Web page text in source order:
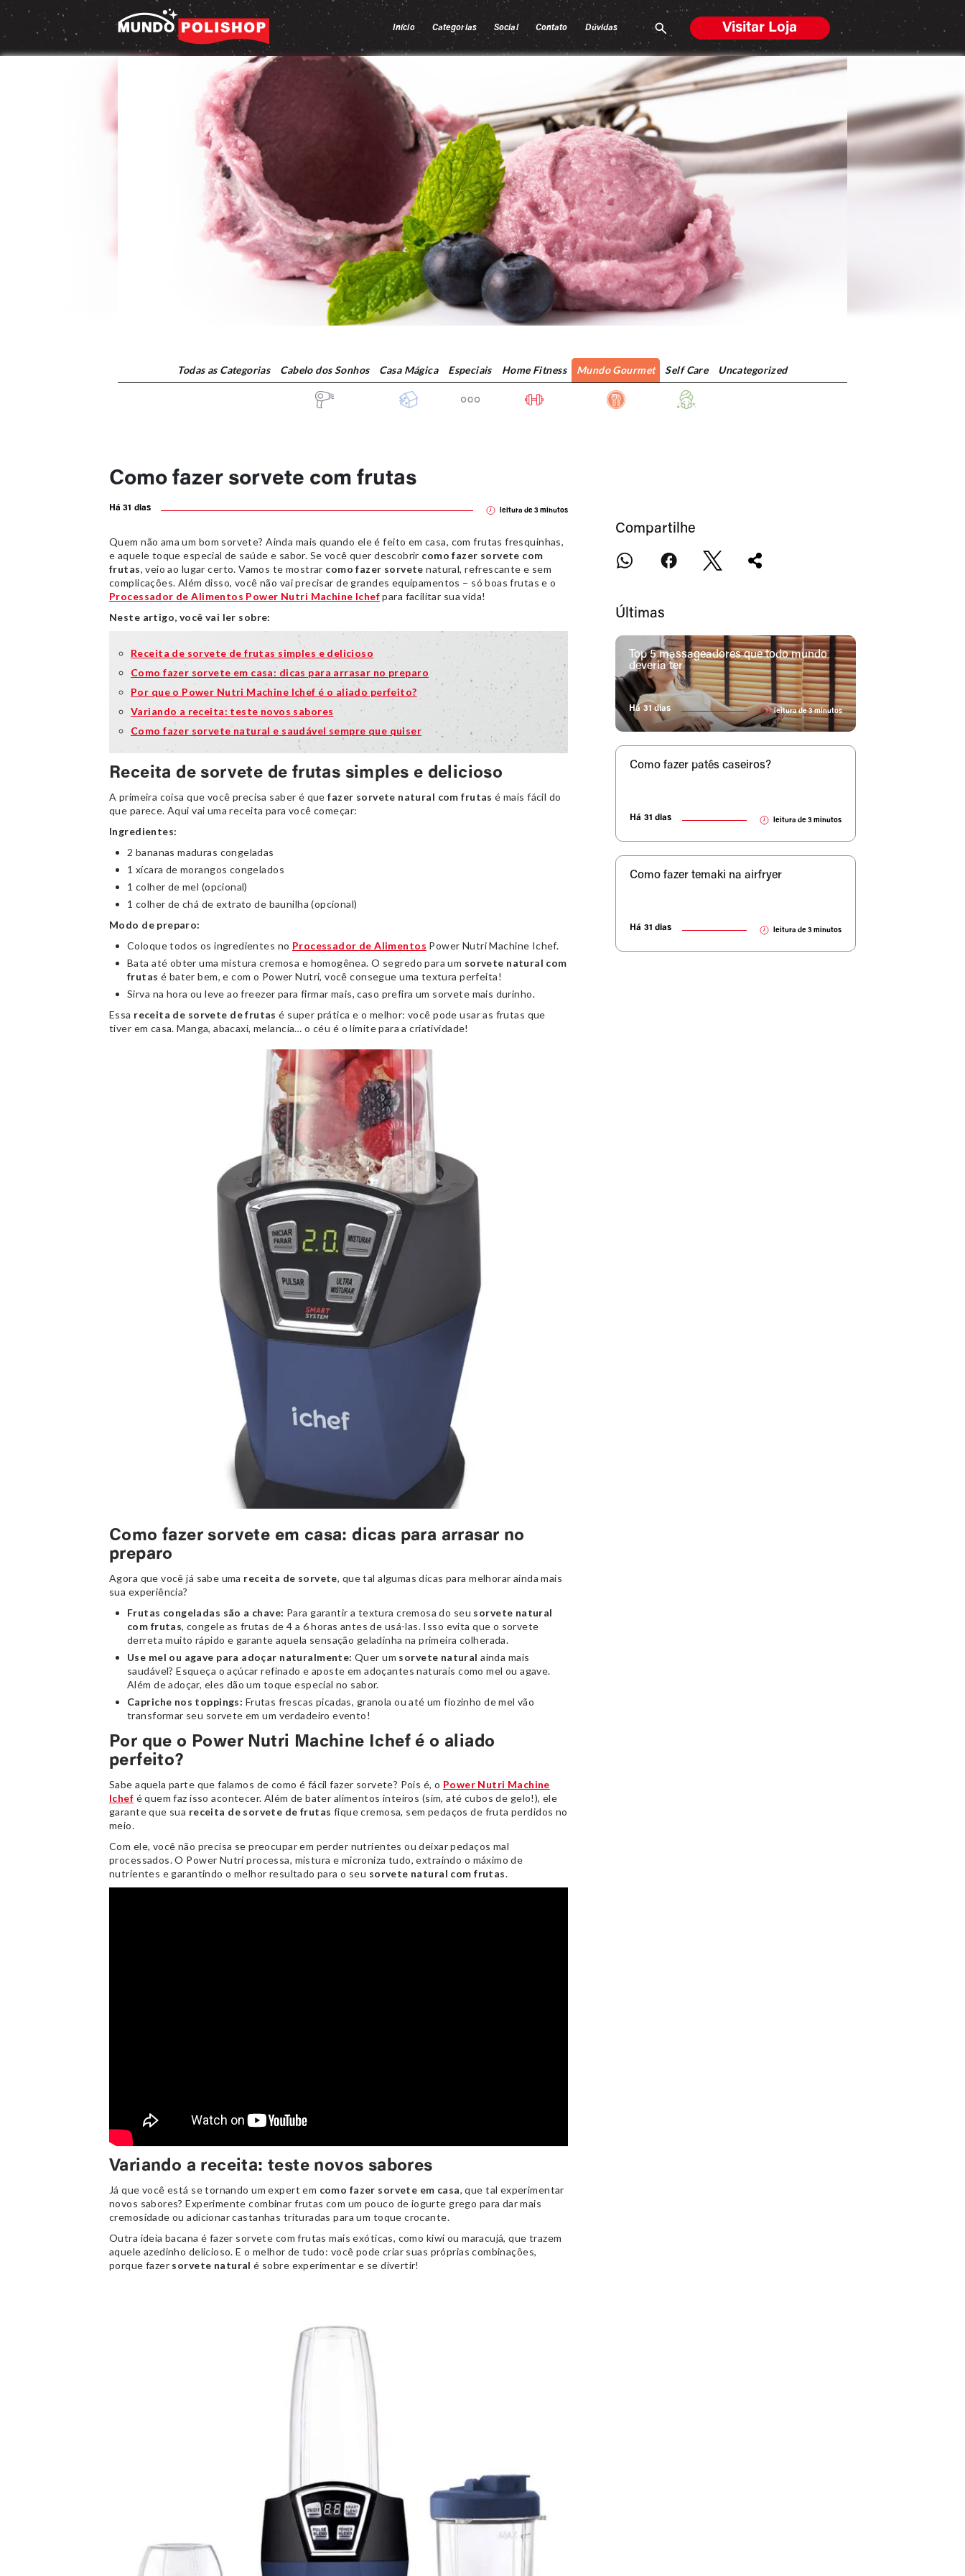
Início Categorias Social Contato Dúvidas Visitar Loja
Todas as Categorias Cabelo dos Sonhos Casa Mágica Especiais Home Fitness Mundo Gourmet Self Care Uncategorized
Como fazer sorvete com frutas
Há 31 dias leitura de 3 minutos
Quem não ama um bom sorvete? Ainda mais quando ele é feito em casa, com frutas fresquinhas,
e aquele toque especial de saúde e sabor. Se você quer descobrir como fazer sorvete com
frutas, veio ao lugar certo. Vamos te mostrar como fazer sorvete natural, refrescante e sem
complicações. Além disso, você não vai precisar de grandes equipamentos – só boas frutas e o
Processador de Alimentos Power Nutri Machine Ichefpara facilitar sua vida!
Neste artigo, você vai ler sobre:
Receita de sorvete de frutas simples e delicioso
Como fazer sorvete em casa: dicas para arrasar no preparo
Por que o Power Nutri Machine Ichef é o aliado perfeito?
Variando a receita: teste novos sabores
Como fazer sorvete natural e saudável sempre que quiser
Receita de sorvete de frutas simples e delicioso
A primeira coisa que você precisa saber é quefazer sorvete natural com frutas é mais fácil do
que parece. Aqui vai uma receita para você começar:
Ingredientes:
2 bananas maduras congeladas
1 xícara de morangos congelados
1 colher de mel (opcional)
1 colher de chá de extrato de baunilha (opcional)
Modo de preparo:
Coloque todos os ingredientes no Processador de Alimentos Power Nutri Machine Ichef.
Bata até obter uma mistura cremosa e homogênea. O segredo para um sorvete natural com
frutas é bater bem, e com o Power Nutri, você consegue uma textura perfeita!
Sirva na hora ou leve ao freezer para firmar mais, caso prefira um sorvete mais durinho.
Essa receita de sorvete de frutas é super prática e o melhor: você pode usar as frutas que
tiver em casa. Manga, abacaxi, melancia… o céu é o limite para a criatividade!
Como fazer sorvete em casa: dicas para arrasar no
preparo
Agora que você já sabe uma receita de sorvete, que tal algumas dicas para melhorar ainda mais
sua experiência?
Frutas congeladas são a chave: Para garantir a textura cremosa do seu sorvete natural
com frutas, congele as frutas de 4 a 6 horas antes de usá-las. Isso evita que o sorvete
derreta muito rápido e garante aquela sensação geladinha na primeira colherada.
Use mel ou agave para adoçar naturalmente: Quer um sorvete natural ainda mais
saudável? Esqueça o açúcar refinado e aposte em adoçantes naturais como mel ou agave.
Além de adoçar, eles dão um toque especial no sabor.
Capriche nos toppings: Frutas frescas picadas, granola ou até um fiozinho de mel vão
transformar seu sorvete em um verdadeiro evento!
Por que o Power Nutri Machine Ichef é o aliado
perfeito?
Sabe aquela parte que falamos de como é fácil fazer sorvete? Pois é, o Power Nutri Machine
Ichef é quem faz isso acontecer. Além de bater alimentos inteiros (sim, até cubos de gelo!), ele
garante que sua receita de sorvete de frutas fique cremosa, sem pedaços de fruta perdidos no
meio.
Com ele, você não precisa se preocupar em perder nutrientes ou deixar pedaços mal
processados. O Power Nutri processa, mistura e microniza tudo, extraindo o máximo de
nutrientes e garantindo o melhor resultado para o seu sorvete natural com frutas.
Variando a receita: teste novos sabores
Já que você está se tornando um expert em como fazer sorvete em casa, que tal experimentar
novos sabores? Experimente combinar frutas com um pouco de iogurte grego para dar mais
cremosidade ou adicionar castanhas trituradas para um toque crocante.
Outra ideia bacana é fazer sorvete com frutas mais exóticas, como kiwi ou maracujá, que trazem
aquele azedinho delicioso. E o melhor de tudo: você pode criar suas próprias combinações,
porque fazer sorvete natural é sobre experimentar e se divertir!
Compartilhe
Últimas
Top 5 massageadores que todo mundo
deveria ter
Há 31 dias leitura de 3 minutos
Como fazer patês caseiros?
Há 31 dias leitura de 3 minutos
Como fazer temaki na airfryer
Há 31 dias leitura de 3 minutos